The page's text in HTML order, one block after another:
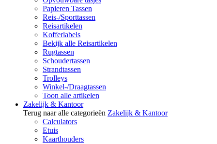
Papieren Tassen
Reis-/Sporttassen
Reisartikelen
Kofferlabels
Bekijk alle Reisartikelen
Rugtassen
Schoudertassen
Strandtassen
Trolleys
Winkel-/Draagtassen
Toon alle artikelen
Zakelijk & Kantoor
Terug naar alle categorieën Zakelijk & Kantoor
Calculators
Etuis
Kaarthouders